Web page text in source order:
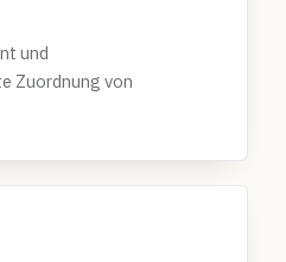
und
Zuordnung von